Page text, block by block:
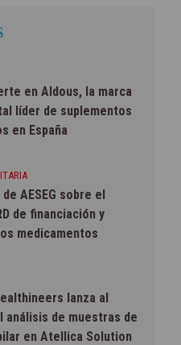
en Aldous, la marca
líder de suplementos
en España
AESEG sobre el
de financiación y
medicamentos
lanza al
análisis de muestras de
en Atellica Solution